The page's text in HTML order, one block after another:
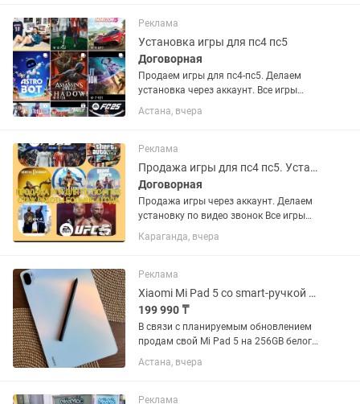
Реклама
Установка игры для пс4 пс5
Договорная
Продаем игры для пс4-пс5. Делаем
установка через аккаунт. Все игры
лицензионные куплены в пс сторе.
Напишите нам на или позвоните.
Ps5
Астана, вчера
Реклама
Продажа игры для пс4 пс5. Установка закачка
Договорная
Продажа игры через аккаунт. Делаем
установку по видео звонок Все игры
купленные в официальном сайте пс
сторе. Стаж работы 5 лет Наш
Караганда, вчера
Реклама
Xiaomi Mi Pad 5 со smart-ручкой Mi Pen, 256GB, б/у
199 990 ₸
В связи с планируемым обновлением
продам свой Mi Pad 5 на 256GB белого
цвета, в комплекте с чехлом, и smart-
ручкой Mi Pen (есть сменные
отлично себя показывает в...
Астана, вчера
Реклама